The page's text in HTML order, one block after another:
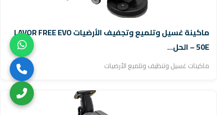
ماكينة غسيل وتلميع وتجفيف الأرضيات LAVOR FREE EVO
50E – الحل...
ماكينات غسيل وتنظيف وتلميع الأرضيات